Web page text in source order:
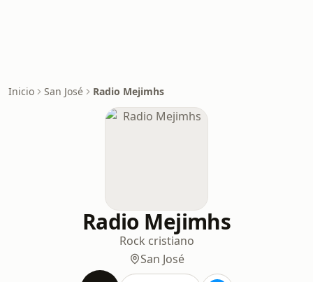
Inicio San José Radio Mejimhs
Radio Mejimhs
Rock cristiano
San José